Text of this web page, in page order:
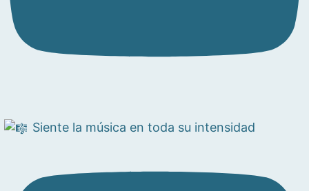
Siente la música en toda su intensidad